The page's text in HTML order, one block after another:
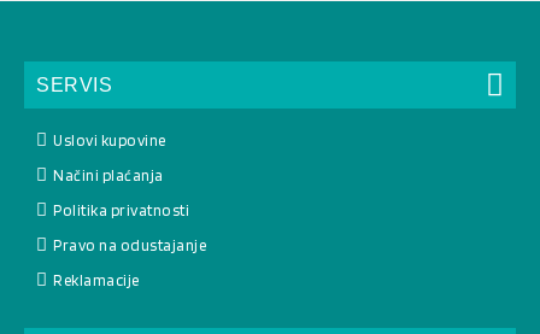
SERVIS
Uslovi kupovine
Načini plaćanja
Politika privatnosti
Pravo na odustajanje
Reklamacije